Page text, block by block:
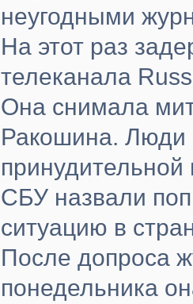
неугодными
На этот раз
телеканала
Она снимала
Ракошина. Люди
СБУ назвали
ситуацию в
После допроса
понедельника